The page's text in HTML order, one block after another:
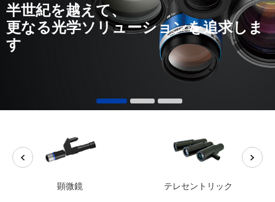
半世紀を越えて、
更なる光学ソリューションを追求しま
す
顕微鏡 テレセントリック